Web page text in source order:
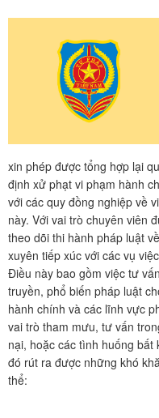
xin phép được tổng hợp lại
định xử phạt vi phạm hành
với các quy đồng nghiệp về
này. Với vai trò chuyên viên
theo dõi thi hành pháp luật
xuyên tiếp xúc với các vụ
Điều này bao gồm việc tư
truyền, phổ biến pháp luật
hành chính và các lĩnh vực
vai trò tham mưu, tư vấn
nại, hoặc các tình huống
đó rút ra được những khó
thể: